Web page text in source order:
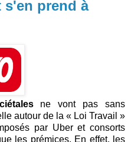
s'en prend à
ne vont pas sans
autour de la « Loi Travail »
par Uber et consorts
les prémices. En effet, les